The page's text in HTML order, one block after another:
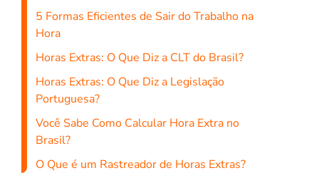
5 Formas Eficientes de Sair do Trabalho na
Hora
Horas Extras: O Que Diz a CLT do Brasil?
Horas Extras: O Que Diz a Legislação
Portuguesa?
Você Sabe Como Calcular Hora Extra no
Brasil?
O Que é um Rastreador de Horas Extras?